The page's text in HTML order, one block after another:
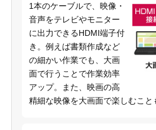
1本のケーブルで、映像・
音声をテレビやモニター
に出力できるHDMI端子付
き。例えば書類作成など
の細かい作業でも、大画
面で行うことで作業効率
アップ。また、映画の高
精細な映像を大画面で楽しむこと